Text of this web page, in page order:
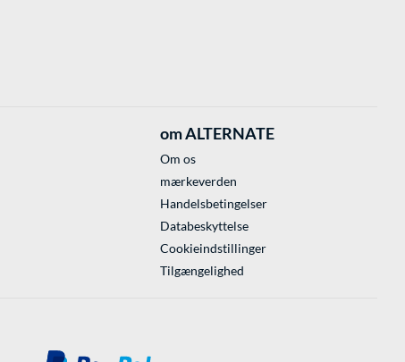
om ALTERNATE
Om os
mærkeverden
Handelsbetingelser
Databeskyttelse
Cookieindstillinger
Tilgængelighed